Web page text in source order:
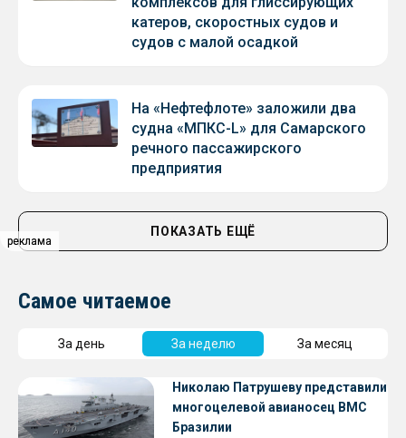
реклама
реклама
катеров, скоростных судов и
судов с малой осадкой
На «Нефтефлоте» заложили два
судна «МПКС-L» для Самарского
речного пассажирского
предприятия
ПОКАЗАТЬ ЕЩЁ
Самое читаемое
За день За неделю За месяц
Николаю Патрушеву представили
многоцелевой авианосец ВМС
Бразилии